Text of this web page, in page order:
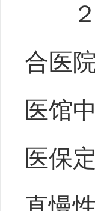
合医
医馆
医保